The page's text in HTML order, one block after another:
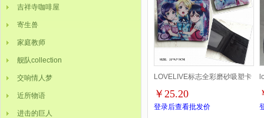
吉祥寺咖啡屋
寄生兽
家庭教师
舰队collection
交响情人梦
近所物语
进击的巨人
LOVELIVE标志全彩磨砂吸塑卡
包装二折丝印钱包
￥25.20
登录后查看批发价